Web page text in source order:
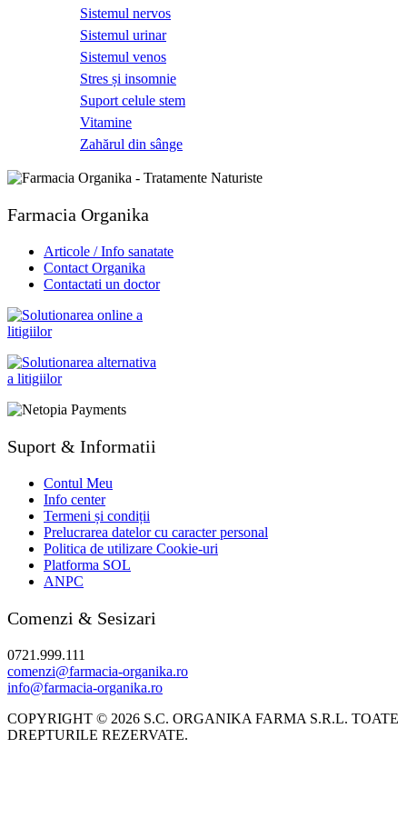
Sistemul nervos
Sistemul urinar
Sistemul venos
Stres și insomnie
Suport celule stem
Vitamine
Zahărul din sânge
Farmacia Organika
Articole / Info sanatate
Contact Organika
Contactati un doctor
Suport & Informatii
Contul Meu
Info center
Termeni și condiții
Prelucrarea datelor cu caracter personal
Politica de utilizare Cookie-uri
Platforma SOL
ANPC
Comenzi & Sesizari
0721.999.111
comenzi@farmacia-organika.ro
info@farmacia-organika.ro
COPYRIGHT © 2026 S.C. ORGANIKA FARMA S.R.L. TOATE
DREPTURILE REZERVATE.